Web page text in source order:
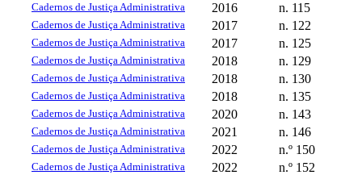
Cadernos de Justiça Administrativa 2016 n. 115
Cadernos de Justiça Administrativa 2017 n. 122
Cadernos de Justiça Administrativa 2017 n. 125
Cadernos de Justiça Administrativa 2018 n. 129
Cadernos de Justiça Administrativa 2018 n. 130
Cadernos de Justiça Administrativa 2018 n. 135
Cadernos de Justiça Administrativa 2020 n. 143
Cadernos de Justiça Administrativa 2021 n. 146
Cadernos de Justiça Administrativa 2022 n.º 150
Cadernos de Justiça Administrativa 2022 n.º 152